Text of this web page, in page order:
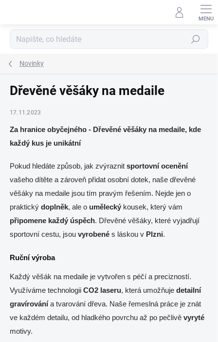
Hledat
Novinky
Dřevěné věšáky na medaile
17.11.2023
Za hranice obyčejného - Dřevěné věšáky na medaile, kde
každý kus je unikátní
Pokud hledáte způsob, jak zvýraznit sportovní ocenění
vašeho dítěte a zároveň přidat osobní dotek, naše dřevěné
věšáky na medaile jsou tím pravým řešením. Nejde jen o
praktický doplněk, ale o umělecký kousek, který vám
připomene každý úspěch. Dřevěné věšáky, které vyjadřují
sportovní cestu, jsou vyrobené s láskou v Plzni.
Ruční výroba
Každý věšák na medaile je vytvořen s péčí a precizností.
Využíváme technologii CO2 laseru, která umožňuje detailní
gravírování a tvarování dřeva. Naše řemeslná práce je znát
ve každém detailu, od hladkého povrchu až po pečlivě vyryté
motivy.